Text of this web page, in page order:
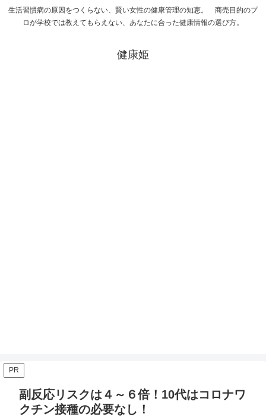
生活習慣病の原因をつくらない、賢い女性の健康管理の知恵。 商売目的のプ
ロが学校では教えてもらえない、あなたに合った健康情報の選び方。
健康姫
PR
副反応リスクは４～６倍！10代はコロナワ
クチン接種の必要なし！